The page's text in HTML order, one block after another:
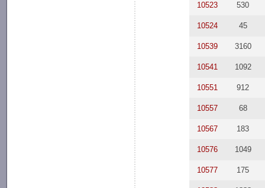
10523 530
10524 45
10539 3160
10541 1092
10551 912
10557 68
10567 183
10576 1049
10577 175